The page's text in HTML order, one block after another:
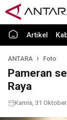
Artikel
ANTARA Foto
Pameran
Raya
Kamis, 31